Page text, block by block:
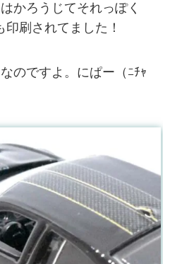
かろうじてそれっぽく
刷されてました！
のですよ。にぱー（ﾆﾁｬ